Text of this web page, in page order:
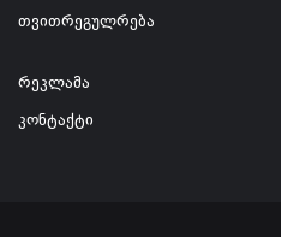
თვითრეგულრება
რეკლამა
კონტაქტი